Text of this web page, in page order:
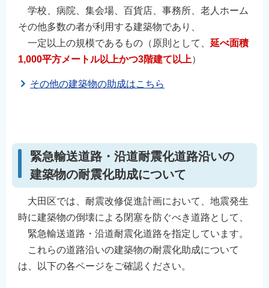
学校、病院、集会場、百貨店、事務所、老人ホーム
その他多数の者が利用する建築物であり、
一定以上の規模であるもの（原則として、 延べ面積
1,000平方メートル以上かつ3階建て以上）
その他の建築物の助成はこちら
緊急輸送道路・沿道耐震化道路沿いの
建築物の耐震化助成について
大田区では、耐震改修促進計画において、地震発生
時に建築物の倒壊による閉塞を防ぐべき道路として、
緊急輸送道路・沿道耐震化道路を指定しています。
これらの道路沿いの建築物の耐震化助成について
は、以下の各ページをご確認ください。